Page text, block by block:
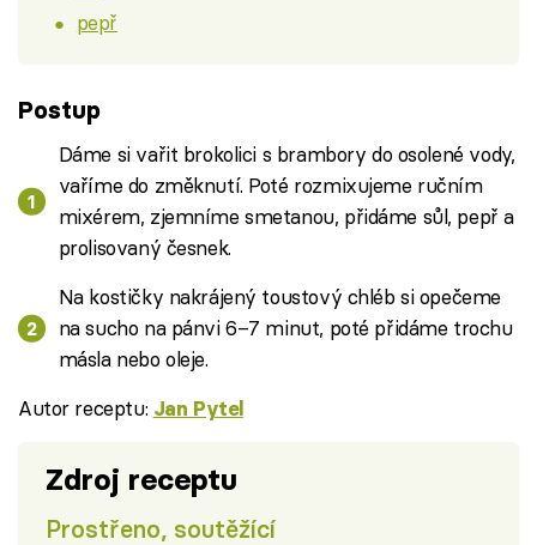
pepř
Postup
Dáme si vařit brokolici s brambory do osolené vody,
vaříme do změknutí. Poté rozmixujeme ručním
mixérem, zjemníme smetanou, přidáme sůl, pepř a
prolisovaný česnek.
Na kostičky nakrájený toustový chléb si opečeme
na sucho na pánvi 6–7 minut, poté přidáme trochu
másla nebo oleje.
Autor receptu: Jan Pytel
Zdroj receptu
Prostřeno, soutěžící